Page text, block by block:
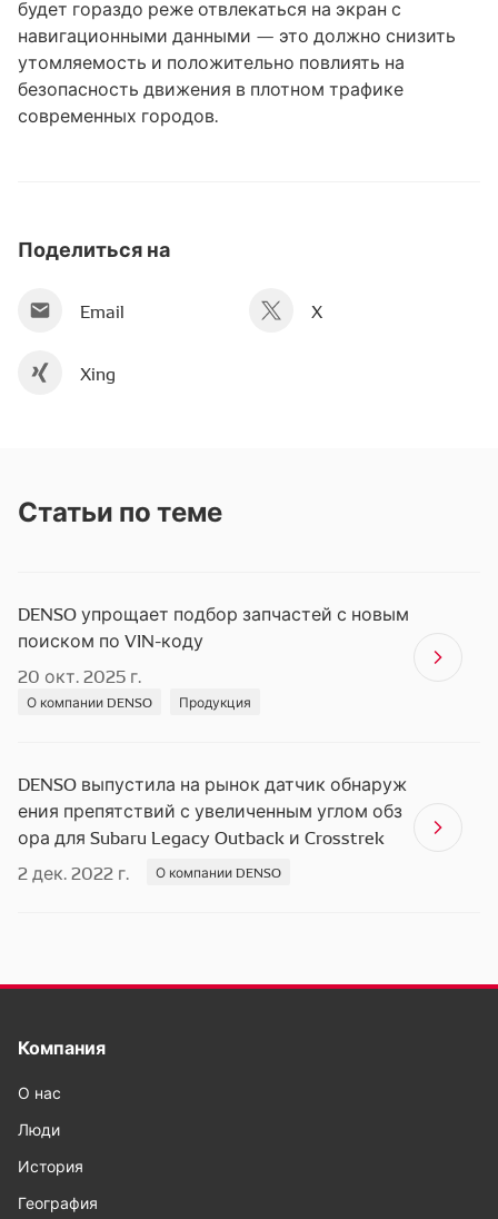
будет гораздо реже отвлекаться на экран с
навигационными данными — это должно снизить
утомляемость и положительно повлиять на
безопасность движения в плотном трафике
современных городов.
Поделиться на
Email X
Xing
Статьи по теме
DENSO упрощает подбор запчастей с новым
поиском по VIN-коду
20 окт. 2025 г.
О компании DENSO Продукция
DENSO выпустила на рынок датчик обнаруж
ения препятствий с увеличенным углом обз
ора для Subaru Legacy Outback и Crosstrek
2 дек. 2022 г.
О компании DENSO
Компания
О нас
Люди
История
География